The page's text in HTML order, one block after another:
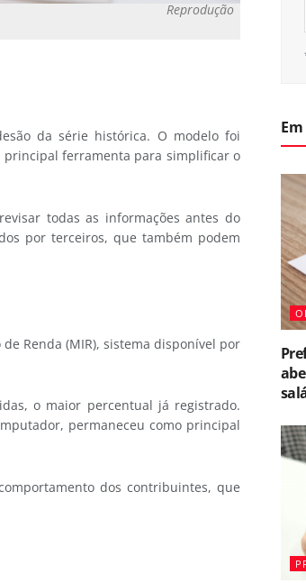
Reprodução
da série histórica. O modelo foi
principal ferramenta para simplificar o
todas as informações antes do
por terceiros, que também podem
Renda (MIR), sistema disponível por
o maior percentual já registrado.
permaneceu como principal
dos contribuintes, que